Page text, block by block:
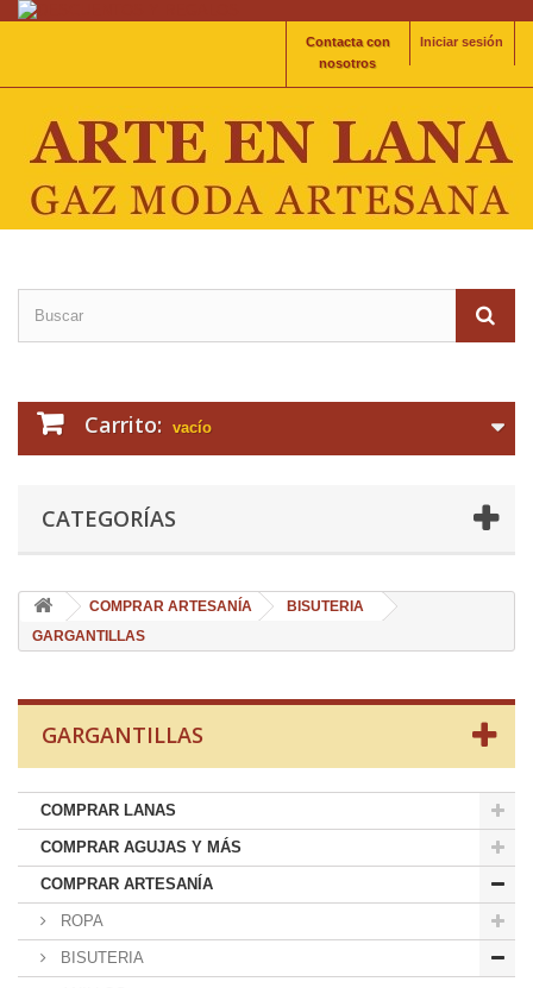
Iniciar sesión
Contacta con
nosotros
Carrito: vacío
CATEGORÍAS
COMPRAR ARTESANÍA
BISUTERIA
GARGANTILLAS
GARGANTILLAS
COMPRAR LANAS
COMPRAR AGUJAS Y MÁS
COMPRAR ARTESANÍA
ROPA
BISUTERIA